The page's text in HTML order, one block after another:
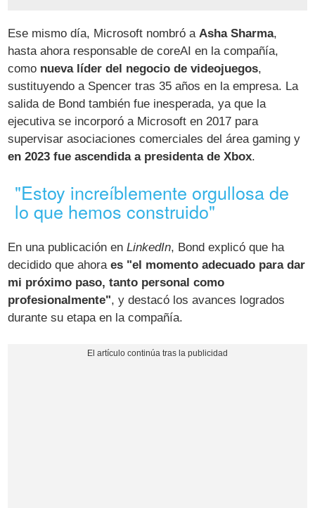
Ese mismo día, Microsoft nombró aAsha Sharma,
hasta ahora responsable de coreAI en la compañía,
como nueva líder del negocio de videojuegos,
sustituyendo a Spencer tras 35 años en la empresa. La
salida de Bond también fue inesperada, ya que la
ejecutiva se incorporó a Microsoft en 2017 para
supervisar asociaciones comerciales del área gaming y
en 2023 fue ascendida a presidenta de Xbox.
"Estoy increíblemente orgullosa de
lo que hemos construido"
En una publicación enLinkedIn, Bond explicó que ha
decidido que ahoraes "el momento adecuado para dar
mi próximo paso, tanto personal como
profesionalmente", y destacó los avances logrados
durante su etapa en la compañía.